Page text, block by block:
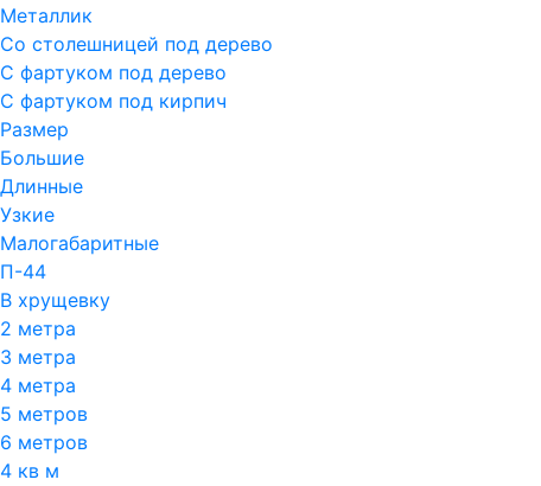
Металлик
Со столешницей под дерево
С фартуком под дерево
С фартуком под кирпич
Размер
Большие
Длинные
Узкие
Малогабаритные
П-44
В хрущевку
2 метра
3 метра
4 метра
5 метров
6 метров
4 кв м